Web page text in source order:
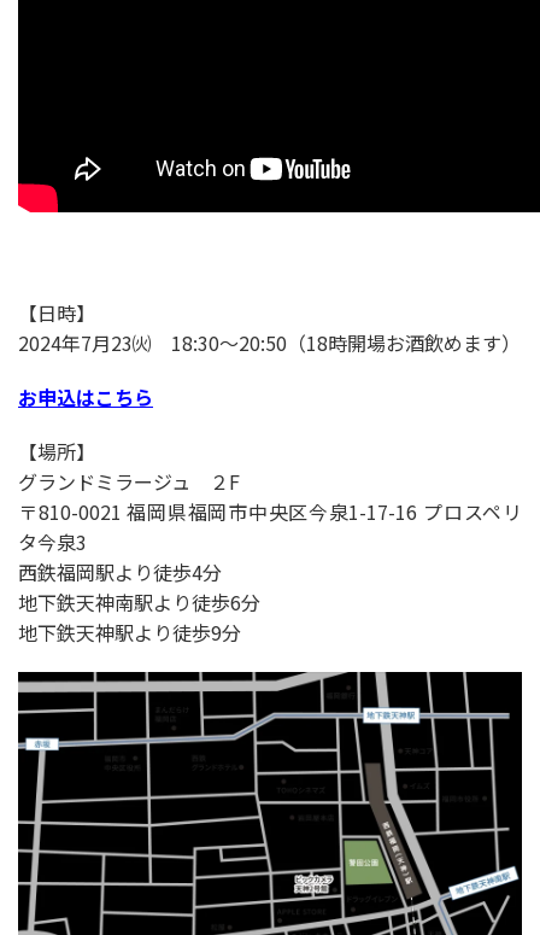
【日時】
2024年7月23㈫ 18:30〜20:50（18時開場お酒飲めます）
お申込はこちら
【場所】
グランドミラージュ ２F
〒810-0021 福岡県福岡市中央区今泉1-17-16 プロスペリ
タ今泉3
西鉄福岡駅より徒歩4分
地下鉄天神南駅より徒歩6分
地下鉄天神駅より徒歩9分